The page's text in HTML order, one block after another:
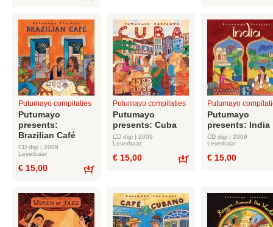
Putumayo compilaties
Putumayo
presents:
Brazilian Café
CD digi | 2009
Leverbaar
€ 15,00
Putumayo compilaties
Putumayo
presents: Cuba
CD digi | 2009
Leverbaar
€ 15,00
Putumayo
Putumayo
presents: India
CD digi | 2009
Leverbaar
€ 15,00